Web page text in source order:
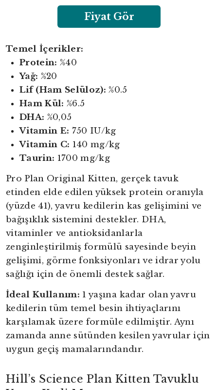
Fiyat Gör
Temel İçerikler:
Protein: %40
Yağ: %20
Lif (Ham Selüloz): %0.5
Ham Kül: %6.5
DHA: %0,05
Vitamin E: 750 IU/kg
Vitamin C: 140 mg/kg
Taurin: 1700 mg/kg
Pro Plan Original Kitten, gerçek tavuk
etinden elde edilen yüksek protein oranıyla
(yüzde 41), yavru kedilerin kas gelişimini ve
bağışıklık sistemini destekler. DHA,
vitaminler ve antioksidanlarla
zenginleştirilmiş formülü sayesinde beyin
gelişimi, görme fonksiyonları ve idrar yolu
sağlığı için de önemli destek sağlar.
İdeal Kullanım: 1 yaşına kadar olan yavru
kedilerin tüm temel besin ihtiyaçlarını
karşılamak üzere formüle edilmiştir. Aynı
zamanda anne sütünden kesilen yavrular için
uygun geçiş mamalarındandır.
Hill’s Science Plan Kitten Tavuklu